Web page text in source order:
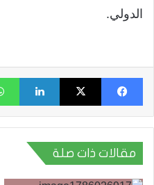
الدولي.
فيسبوك X
مقالات ذات صلة